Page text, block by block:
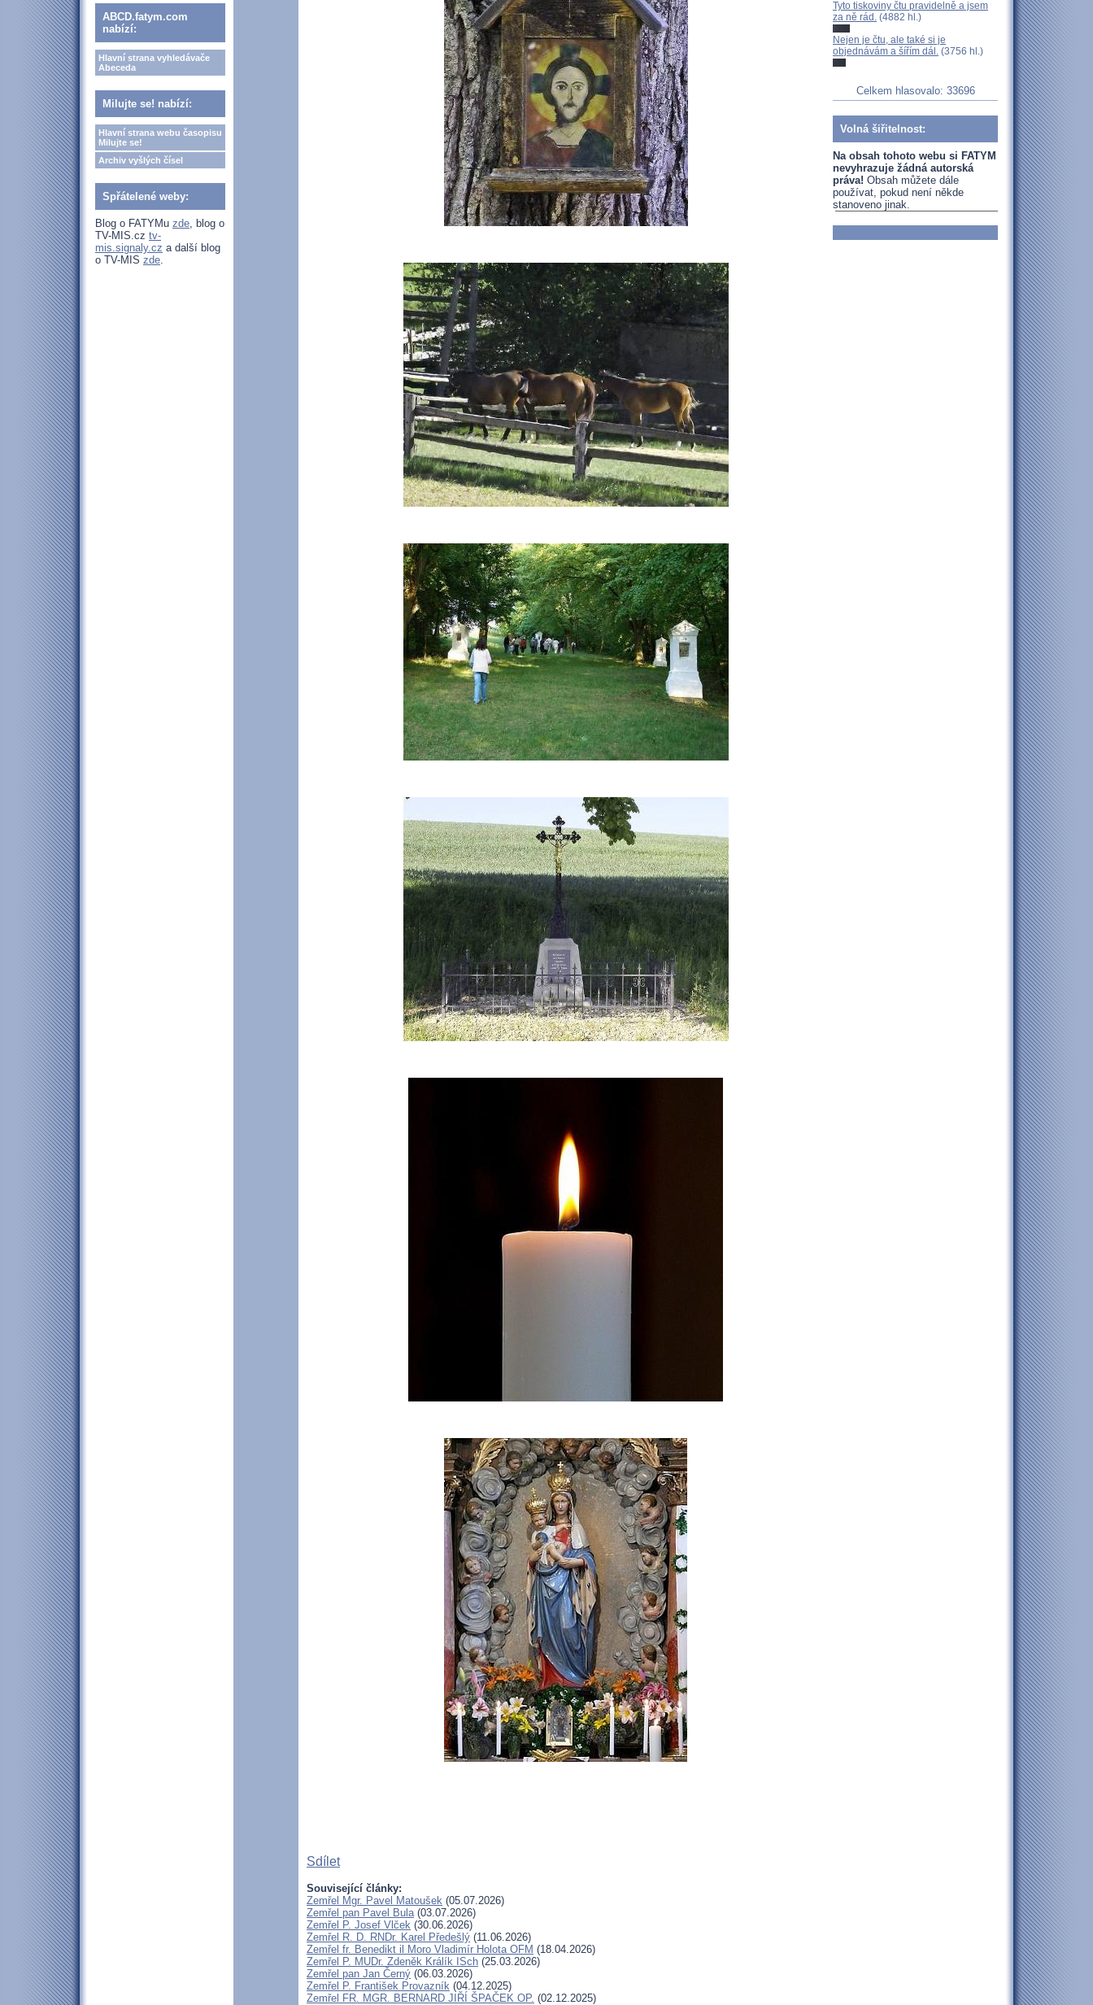
ABCD.fatym.com
nabízí:
Hlavní strana vyhledávače
Abeceda
Milujte se! nabízí:
Hlavní strana webu časopisu
Milujte se!
Archiv vyšlých čísel
Spřátelené weby:
Blog o FATYMu zde, blog o
TV-MIS.cz tv-
mis.signaly.cz a další blog
o TV-MIS zde.
Sdílet
Související články:
Zemřel Mgr. Pavel Matoušek (05.07.2026)
Zemřel pan Pavel Bula(03.07.2026)
Zemřel P. Josef Vlček (30.06.2026)
Zemřel R. D. RNDr. Karel Předešlý (11.06.2026)
Zemřel fr. Benedikt il Moro Vladimír Holota OFM (18.04.2026)
Zemřel P. MUDr. Zdeněk Králík ISch (25.03.2026)
Zemřel pan Jan Černý (06.03.2026)
Zemřel P. František Provazník (04.12.2025)
Zemřel FR. MGR. BERNARD JIŘÍ ŠPAČEK OP. (02.12.2025)
Tyto tiskoviny čtu pravidelně a jsem
za ně rád. (4882 hl.)
Nejen je čtu, ale také si je
objednávám a šířím dál. (3756 hl.)
Celkem hlasovalo: 33696
Volná šiřitelnost:
Na obsah tohoto webu si FATYM
nevyhrazuje žádná autorská
práva! Obsah můžete dále
používat, pokud není někde
stanoveno jinak.